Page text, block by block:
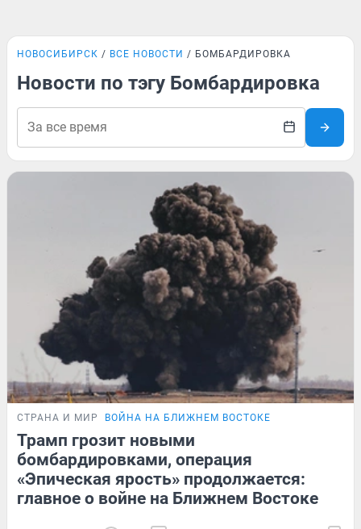
НОВОСИБИРСК ВСЕ НОВОСТИ БОМБАРДИРОВКА
Новости по тэгу Бомбардировка
СТРАНА И МИР ВОЙНА НА БЛИЖНЕМ ВОСТОКЕ
Трамп грозит новыми
бомбардировками, операция
«Эпическая ярость» продолжается:
главное о войне на Ближнем Востоке